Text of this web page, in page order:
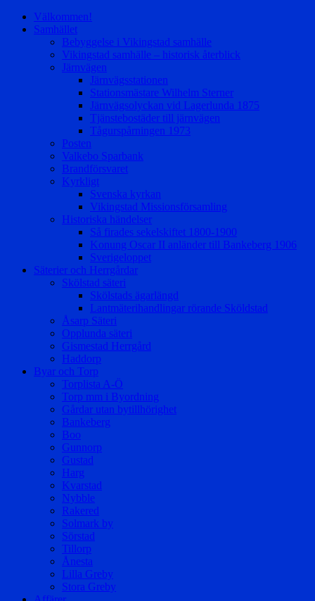
Välkommen!
Samhället
Bebyggelse i Vikingstad samhälle
Vikingstad samhälle – historisk återblick
Järnvägen
Järnvägsstationen
Stationsmästare Wilhelm Sterner
Järnvägsolyckan vid Lagerlunda 1875
Tjänstebostäder till järnvägen
Tågurspårningen 1973
Posten
Valkebo Sparbank
Brandförsvaret
Kyrkligt
Svenska kyrkan
Vikingstad Missionsförsamling
Historiska händelser
Så firades sekelskiftet 1800-1900
Konung Oscar II anländer till Bankeberg 1906
Sverigeloppet
Säterier och Herrgårdar
Skölstad säteri
Skölstads ägarlängd
Lantmäterihandlingar rörande Sköldstad
Åsarp Säteri
Opplunda säteri
Gismestad Herrgård
Haddorp
Byar och Torp
Torplista A-Ö
Torp mm i Byordning
Gårdar utan bytillhörighet
Bankeberg
Boo
Gunnorp
Gustad
Harg
Kvarstad
Nybble
Rakered
Solmark by
Sörstad
Tillorp
Ånesta
Lilla Greby
Stora Greby